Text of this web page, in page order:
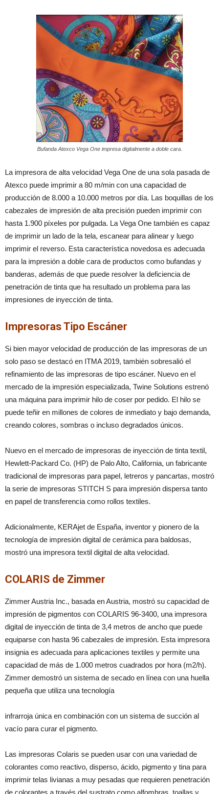
Bufanda Atexco Vega One impresa digitalmente a doble cara.
La impresora de alta velocidad Vega One de una sola pasada de
Atexco puede imprimir a 80 m/min con una capacidad de
producción de 8.000 a 10.000 metros por día. Las boquillas de los
cabezales de impresión de alta precisión pueden imprimir con
hasta 1.900 píxeles por pulgada. La Vega One también es capaz
de imprimir un lado de la tela, escanear para alinear y luego
imprimir el reverso. Esta característica novedosa es adecuada
para la impresión a doble cara de productos como bufandas y
banderas, además de que puede resolver la deficiencia de
penetración de tinta que ha resultado un problema para las
impresiones de inyección de tinta.
Impresoras Tipo Escáner
Si bien mayor velocidad de producción de las impresoras de un
solo paso se destacó en ITMA 2019, también sobresalió el
refinamiento de las impresoras de tipo escáner. Nuevo en el
mercado de la impresión especializada, Twine Solutions estrenó
una máquina para imprimir hilo de coser por pedido. El hilo se
puede teñir en millones de colores de inmediato y bajo demanda,
creando colores, sombras o incluso degradados únicos.
Nuevo en el mercado de impresoras de inyección de tinta textil,
Hewlett-Packard Co. (HP) de Palo Alto, California, un fabricante
tradicional de impresoras para papel, letreros y pancartas, mostró
la serie de impresoras STITCH S para impresión dispersa tanto
en papel de transferencia como rollos textiles.
Adicionalmente, KERAjet de España, inventor y pionero de la
tecnología de impresión digital de cerámica para baldosas,
mostró una impresora textil digital de alta velocidad.
COLARIS de Zimmer
Zimmer Austria Inc., basada en Austria, mostró su capacidad de
impresión de pigmentos con COLARIS 96-3400, una impresora
digital de inyección de tinta de 3,4 metros de ancho que puede
equiparse con hasta 96 cabezales de impresión. Esta impresora
insignia es adecuada para aplicaciones textiles y permite una
capacidad de más de 1.000 metros cuadrados por hora (m2/h).
Zimmer demostró un sistema de secado en línea con una huella
pequeña que utiliza una tecnología
infrarroja única en combinación con un sistema de succión al
vacío para curar el pigmento.
Las impresoras Colaris se pueden usar con una variedad de
colorantes como reactivo, disperso, ácido, pigmento y tina para
imprimir telas livianas a muy pesadas que requieren penetración
de colorantes a través del sustrato como alfombras, toallas y